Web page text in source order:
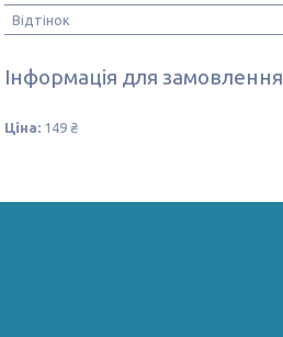
Відтінок
Інформація для замовлення
Ціна: 149 ₴